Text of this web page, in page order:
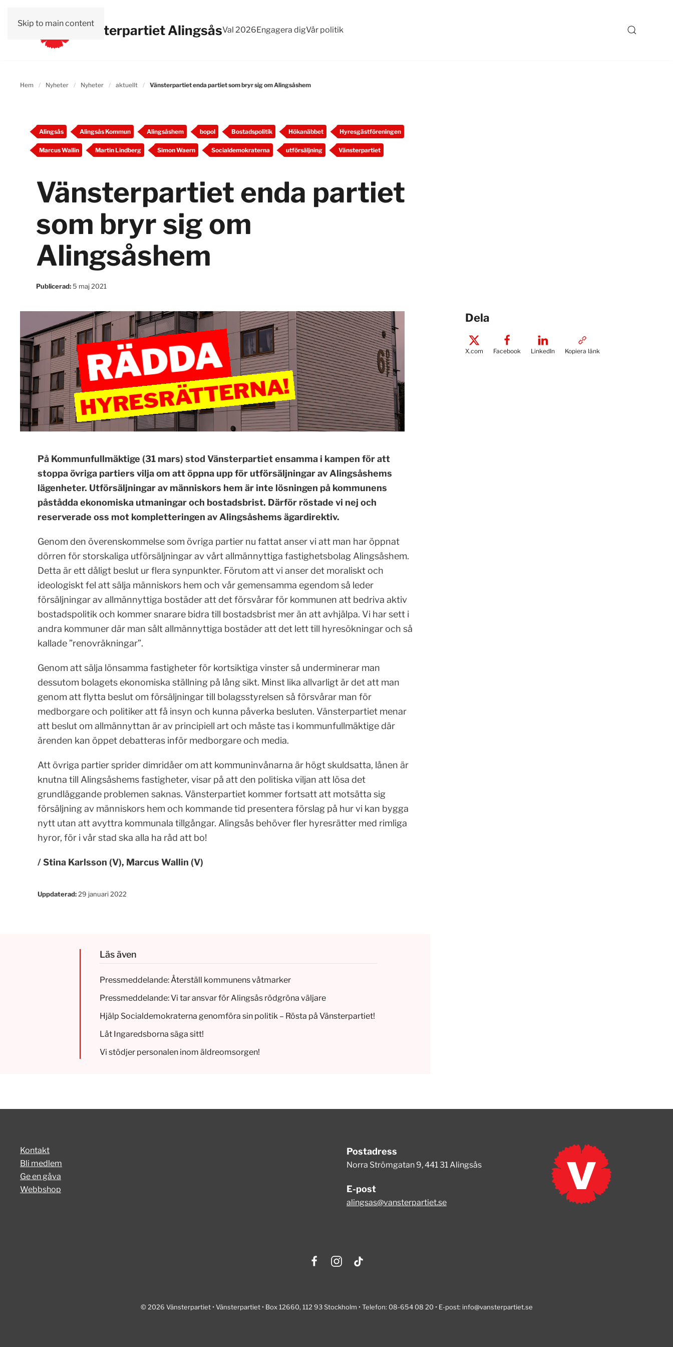
Skip to main contentVänsterpartiet AlingsåsVal 2026Engagera digVår politik
Hem Nyheter Nyheter aktuellt Vänsterpartiet enda partiet som bryr sig om Alingsåshem
Alingsås Alingsås Kommun Alingsåshem bopol Bostadspolitik Hökanäbbet Hyresgästföreningen
Marcus Wallin Martin Lindberg Simon Waern Socialdemokraterna utförsäljning Vänsterpartiet
Vänsterpartiet enda partiet
som bryr sig om
Alingsåshem
Publicerad:5 maj 2021
På Kommunfullmäktige (31 mars) stod Vänsterpartiet ensamma i kampen för att
stoppa övriga partiers vilja om att öppna upp för utförsäljningar av Alingsåshems
lägenheter. Utförsäljningar av människors hem är inte lösningen på kommunens
påstådda ekonomiska utmaningar och bostadsbrist. Därför röstade vi nej och
reserverade oss mot kompletteringen av Alingsåshems ägardirektiv.
Genom den överenskommelse som övriga partier nu fattat anser vi att man har öppnat
dörren för storskaliga utförsäljningar av vårt allmännyttiga fastighetsbolag Alingsåshem.
Detta är ett dåligt beslut ur flera synpunkter. Förutom att vi anser det moraliskt och
ideologiskt fel att sälja människors hem och vår gemensamma egendom så leder
försäljningar av allmännyttiga bostäder att det försvårar för kommunen att bedriva aktiv
bostadspolitik och kommer snarare bidra till bostadsbrist mer än att avhjälpa. Vi har sett i
andra kommuner där man sålt allmännyttiga bostäder att det lett till hyresökningar och så
kallade ”renovräkningar”.
Genom att sälja lönsamma fastigheter för kortsiktiga vinster så underminerar man
dessutom bolagets ekonomiska ställning på lång sikt. Minst lika allvarligt är det att man
genom att flytta beslut om försäljningar till bolagsstyrelsen så försvårar man för
medborgare och politiker att få insyn och kunna påverka besluten. Vänsterpartiet menar
att beslut om allmännyttan är av principiell art och måste tas i kommunfullmäktige där
ärenden kan öppet debatteras inför medborgare och media.
Att övriga partier sprider dimridåer om att kommuninvånarna är högt skuldsatta, lånen är
knutna till Alingsåshems fastigheter, visar på att den politiska viljan att lösa det
grundläggande problemen saknas. Vänsterpartiet kommer fortsatt att motsätta sig
försäljning av människors hem och kommande tid presentera förslag på hur vi kan bygga
nytt utan att avyttra kommunala tillgångar. Alingsås behöver fler hyresrätter med rimliga
hyror, för i vår stad ska alla ha råd att bo!
/ Stina Karlsson (V), Marcus Wallin (V)
Uppdaterad:29 januari 2022
Läs även
Pressmeddelande: Återställ kommunens våtmarker
Pressmeddelande: Vi tar ansvar för Alingsås rödgröna väljare
Hjälp Socialdemokraterna genomföra sin politik – Rösta på Vänsterpartiet!
Låt Ingaredsborna säga sitt!
Vi stödjer personalen inom äldreomsorgen!
Dela
X.com Facebook LinkedIn Kopiera länk
Kontakt
Bli medlem
Ge en gåva
Webbshop
Postadress
Norra Strömgatan 9, 441 31 Alingsås
E-post
alingsas@vansterpartiet.se
© 2026 Vänsterpartiet • Vänsterpartiet • Box 12660, 112 93 Stockholm • Telefon: 08-654 08 20 • E-post: info@vansterpartiet.se